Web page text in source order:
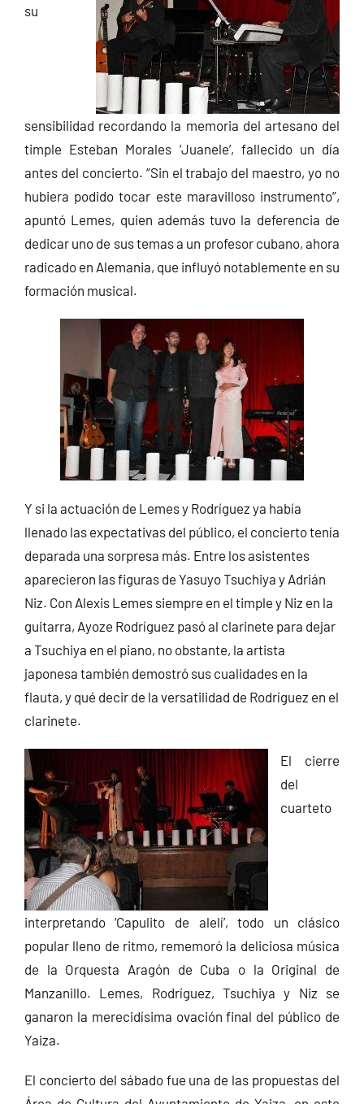
su
sensibilidad recordando la memoria del artesano del
timple Esteban Morales ‘Juanele’, fallecido un día
antes del concierto. “Sin el trabajo del maestro, yo no
hubiera podido tocar este maravilloso instrumento”,
apuntó Lemes, quien además tuvo la deferencia de
dedicar uno de sus temas a un profesor cubano, ahora
radicado en Alemania, que influyó notablemente en su
formación musical.
Y si la actuación de Lemes y Rodríguez ya había
llenado las expectativas del público, el concierto tenía
deparada una sorpresa más. Entre los asistentes
aparecieron las figuras de Yasuyo Tsuchiya y Adrián
Niz. Con Alexis Lemes siempre en el timple y Niz en la
guitarra, Ayoze Rodríguez pasó al clarinete para dejar
a Tsuchiya en el piano, no obstante, la artista
japonesa también demostró sus cualidades en la
flauta, y qué decir de la versatilidad de Rodríguez en el
clarinete.
El cierre
del
cuarteto
interpretando ‘Capulito de alelí’, todo un clásico
popular lleno de ritmo, rememoró la deliciosa música
de la Orquesta Aragón de Cuba o la Original de
Manzanillo. Lemes, Rodríguez, Tsuchiya y Niz se
ganaron la merecidísima ovación final del público de
Yaiza.
El concierto del sábado fue una de las propuestas del